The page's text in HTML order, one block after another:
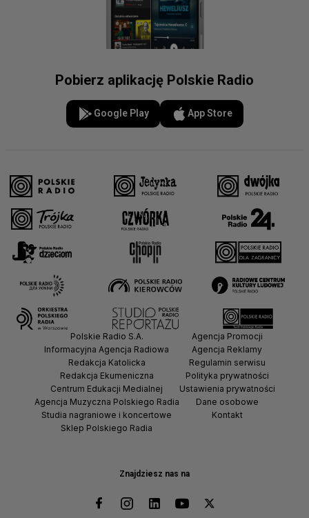
Pobierz aplikację Polskie Radio
Google Play App Store
Znajdziesz nas na
Polskie Radio S.A.
Informacyjna Agencja Radiowa
Redakcja Katolicka
Redakcja Ekumeniczna
Centrum Edukacji Medialnej
Agencja Muzyczna Polskiego Radia
Studia nagraniowe i koncertowe
Sklep Polskiego Radia
Agencja Promocji
Agencja Reklamy
Regulamin serwisu
Polityka prywatności
Ustawienia prywatności
Dane osobowe
Kontakt